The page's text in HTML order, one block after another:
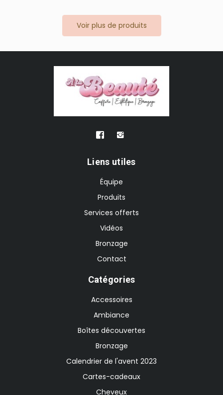
Voir plus de produits
Liens utiles
Équipe
Produits
Services offerts
Vidéos
Bronzage
Contact
Catégories
Accessoires
Ambiance
Boîtes découvertes
Bronzage
Calendrier de l'avent 2023
Cartes-cadeaux
Cheveux